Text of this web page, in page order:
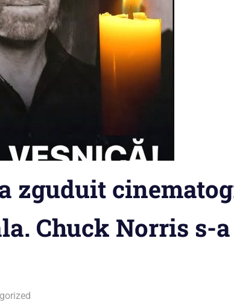
zguduit
Chuck Norris s-